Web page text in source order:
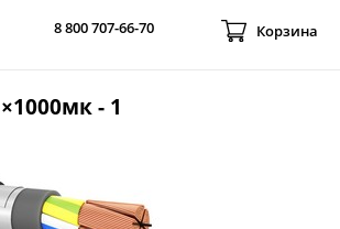
8 800 707-66-70 Корзина
- 1